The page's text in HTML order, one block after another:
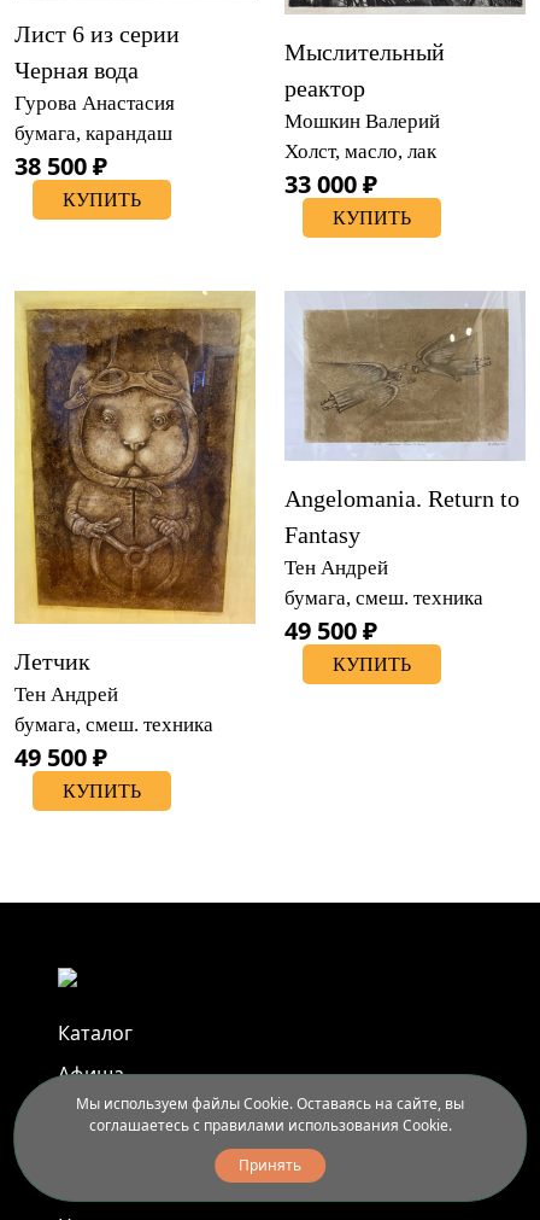
Лист 6 из серии
Черная вода
Гурова Анастасия
бумага, карандаш
38 500 ₽
КУПИТЬ
Мыслительный
реактор
Мошкин Валерий
Холст, масло, лак
33 000 ₽
КУПИТЬ
Летчик
Тен Андрей
бумага, смеш. техника
49 500 ₽
КУПИТЬ
Angelomania. Return to
Fantasy
Тен Андрей
бумага, смеш. техника
49 500 ₽
КУПИТЬ
Каталог
Афиша
Арт-пленэры
Мы используем файлы Cookie. Оставаясь на сайте, вы
соглашаетесь с правилами использования Cookie.
Принять